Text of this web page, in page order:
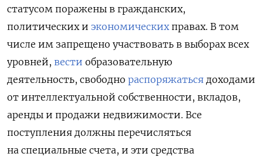
статусом поражены в гражданских,
политических и экономическихправах. В том
числе им запрещено участвовать в выборах всех
уровней, вести образовательную
деятельность, свободно распоряжаться доходами
от интеллектуальной собственности, вкладов,
аренды и продажи недвижимости. Все
поступления должны перечисляться
на специальные счета, и эти средства